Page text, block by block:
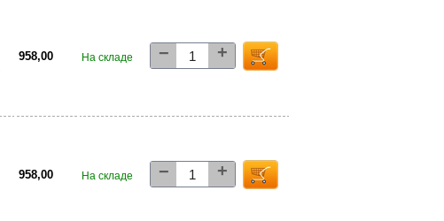
958,00 На складе − +
958,00 На складе − +